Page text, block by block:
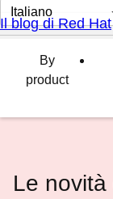
Cambia
lingua
Il blog di Red Hat
By
product
Le novità